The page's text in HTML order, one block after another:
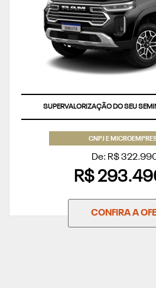
SUPERVALORIZAÇÃO DO SEU
CNPJ E
De: R$
R$
CONFIRA A